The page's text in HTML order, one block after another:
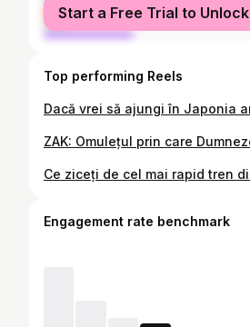
male
Start a Free Trial to Unlock
Top performing Reels
Engagement rate benchmark